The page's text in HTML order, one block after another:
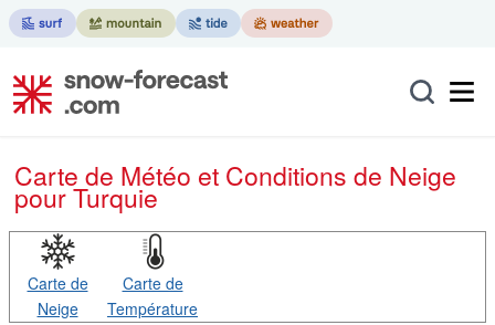
Carte de Météo et Conditions de Neige
pour Turquie
Carte de
Neige
Carte de
Température